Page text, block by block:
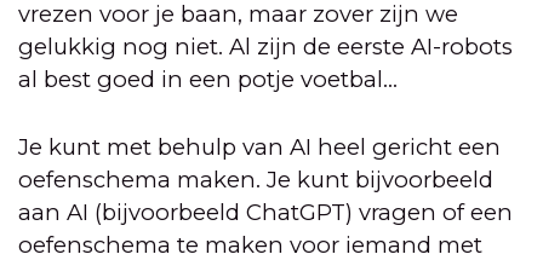
vrezen voor je baan, maar zover zijn we
gelukkig nog niet. Al zijn de eerste AI-robots
al best goed in een potje voetbal...
Je kunt met behulp van AI heel gericht een
oefenschema maken. Je kunt bijvoorbeeld
aan AI (bijvoorbeeld ChatGPT) vragen of een
oefenschema te maken voor iemand met